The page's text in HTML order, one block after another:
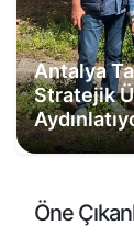
Antalya
Stratejik
Öne